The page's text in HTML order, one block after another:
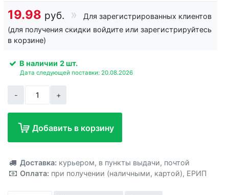
19.98 руб.
Для зарегистрированных клиентов
(для получения скидки войдите или зарегистрируйтесь
в корзине)
В наличии 2 шт.
Дата следующей поставки: 20.08.2026
- +
Добавить в корзину
Доставка: курьером, в пункты выдачи, почтой
Оплата: при получении (наличными, картой), ЕРИП